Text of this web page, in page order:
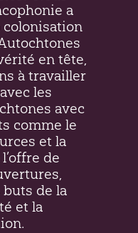
a
colonisation
en tête,
à travailler
les
avec
comme le
et la
de
de la
et la